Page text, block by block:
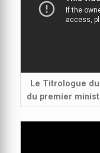
Le Titrologue
du premier